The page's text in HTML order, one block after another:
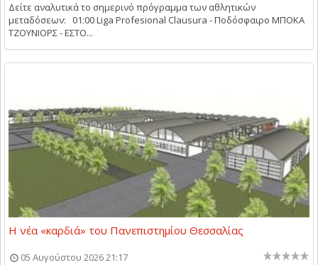
Δείτε αναλυτικά το σημερινό πρόγραμμα των αθλητικών
μεταδόσεων: 01:00 Liga Profesional Clausura - Ποδόσφαιρο ΜΠΟΚΑ
ΤΖΟΥΝΙΟΡΣ - ΕΣΤΟ...
Η νέα «καρδιά» του Πανεπιστημίου Θεσσαλίας
05 Αυγούστου 2026 21:17